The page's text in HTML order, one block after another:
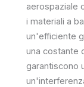
aerospaziale
i materiali a
un'efficiente
una costante
garantiscono